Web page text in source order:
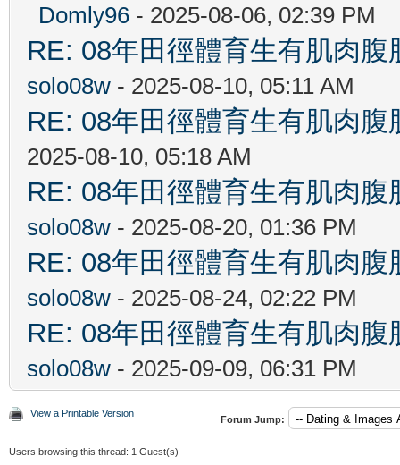
Domly96 - 2025-08-06, 02:39 PM
RE: 08年田徑體育生有肌肉
solo08w - 2025-08-10, 05:11 AM
RE: 08年田徑體育生有肌肉
2025-08-10, 05:18 AM
RE: 08年田徑體育生有肌肉
solo08w - 2025-08-20, 01:36 PM
RE: 08年田徑體育生有肌肉
solo08w - 2025-08-24, 02:22 PM
RE: 08年田徑體育生有肌肉
solo08w - 2025-09-09, 06:31 PM
View a Printable Version
Forum Jump:
Users browsing this thread: 1 Guest(s)